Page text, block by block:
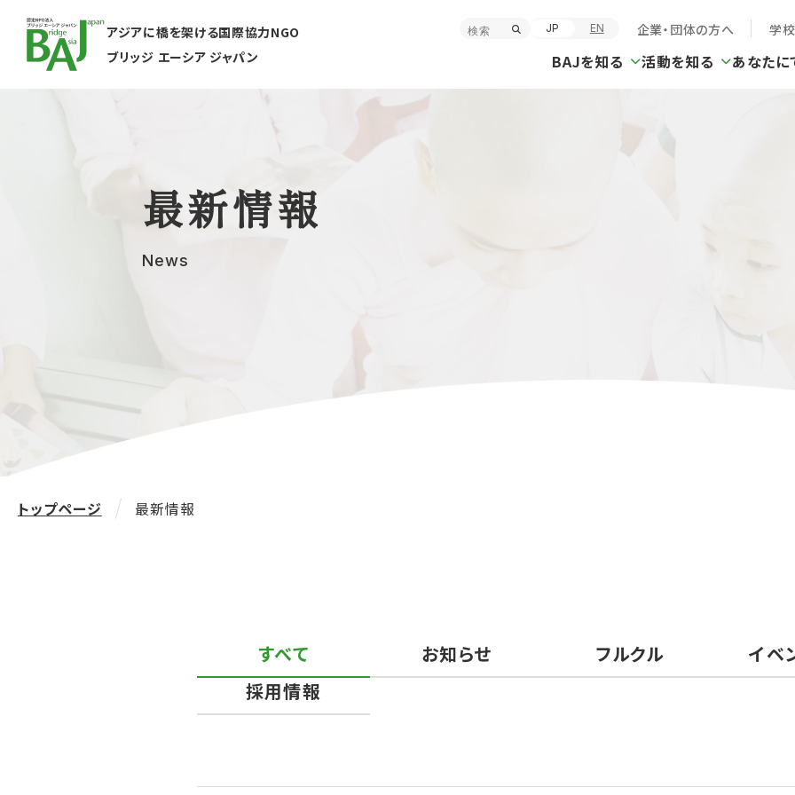
アジアに橋を架ける国際協力NGO
ブリッジ エーシア ジャパン
JP EN 企業・団体の方へ 学
BAJを知る 活動を知る あなたに
最新情報
News
トップページ 最新情報
すべて お知らせ フルクル
イベ
採用情報